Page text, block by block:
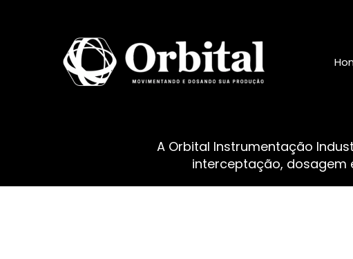
A Orbital Instrumentação
interceptação, dosagem